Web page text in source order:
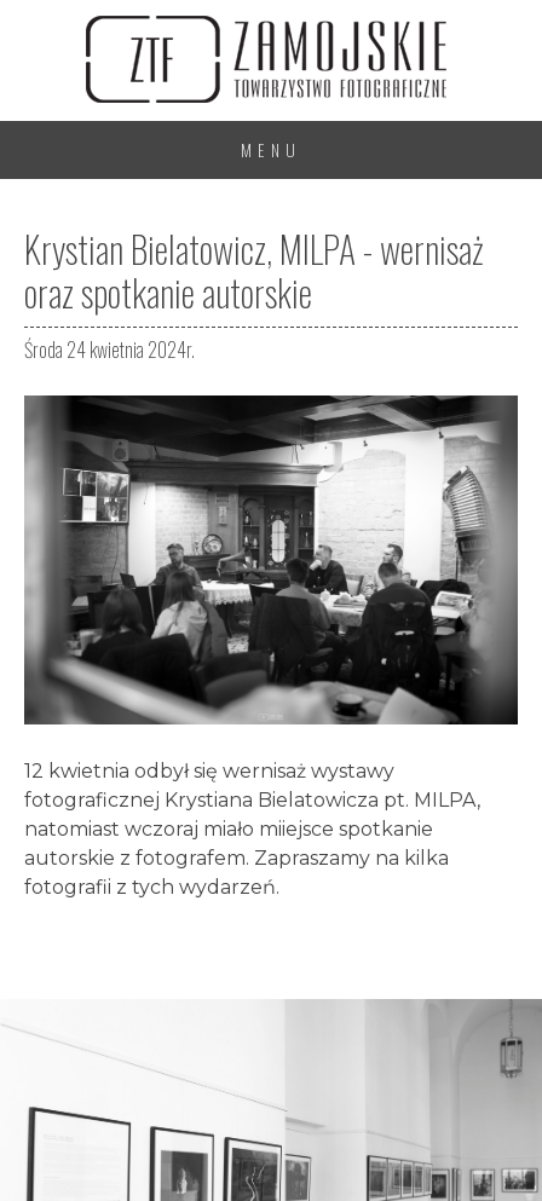
MENU
Krystian Bielatowicz, MILPA - wernisaż
oraz spotkanie autorskie
Środa 24 kwietnia 2024r.
12 kwietnia odbył się wernisaż wystawy
fotograficznej Krystiana Bielatowicza pt. MILPA,
natomiast wczoraj miało miiejsce spotkanie
autorskie z fotografem. Zapraszamy na kilka
fotografii z tych wydarzeń.